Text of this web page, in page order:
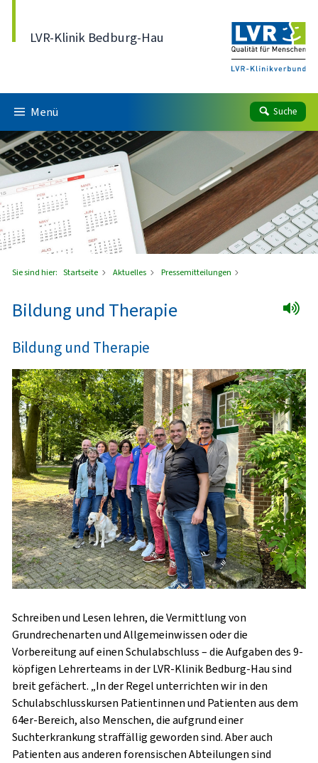
LVR-Klinik Bedburg-Hau
Menü Suche
Sie sind hier: Startseite Aktuelles Pressemitteilungen
Bildung und Therapie
Bildung und Therapie
Schreiben und Lesen lehren, die Vermittlung von
Grundrechenarten und Allgemeinwissen oder die
Vorbereitung auf einen Schulabschluss – die Aufgaben des 9-
köpfigen Lehrerteams in der LVR-Klinik Bedburg-Hau sind
breit gefächert. „In der Regel unterrichten wir in den
Schulabschlusskursen Patientinnen und Patienten aus dem
64er-Bereich, also Menschen, die aufgrund einer
Suchterkrankung straffällig geworden sind. Aber auch
Patienten aus anderen forensischen Abteilungen sind